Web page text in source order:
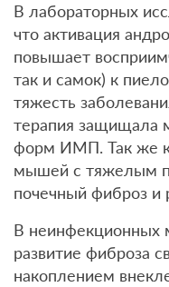
В лабораторных
что активация
повышает
так и самок) к
тяжесть
терапия защищала
форм ИМП. Так же
мышей с тяжелым
почечный фиброз и
В неинфекционных
развитие фиброза
накоплением